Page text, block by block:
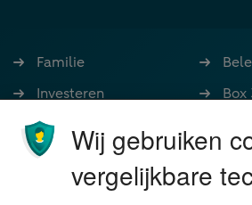
Familie
Investeren
Ondernemen
Stoppen met werken
Wonen
Box
Wij gebruiken
vergelijkbare